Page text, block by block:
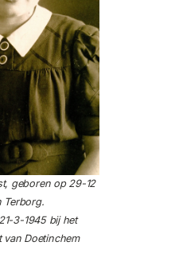
geboren op 29-12
Terborg.
3-1945 bij het
van Doetinchem